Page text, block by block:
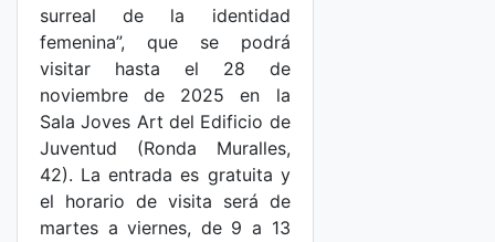
surreal de la identidad
femenina”, que se podrá
visitar hasta el 28 de
noviembre de 2025 en la
Sala Joves Art del Edificio de
Juventud (Ronda Muralles,
42). La entrada es gratuita y
el horario de visita será de
martes a viernes, de 9 a 13